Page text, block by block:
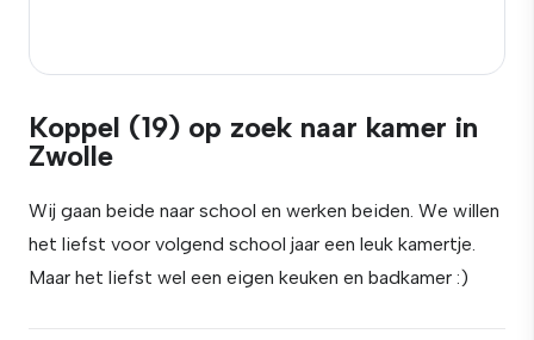
Koppel (19) op zoek naar kamer in
Zwolle
Wij gaan beide naar school en werken beiden. We willen
het liefst voor volgend school jaar een leuk kamertje.
Maar het liefst wel een eigen keuken en badkamer :)